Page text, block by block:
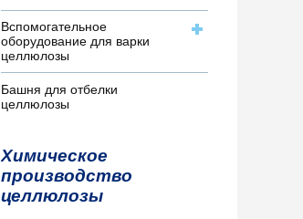
Вспомогательное
оборудование для варки
целлюлозы
Башня для отбелки
целлюлозы
Химическое
производство
целлюлозы